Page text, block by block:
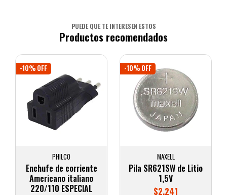
PUEDE QUE TE INTERESEN ESTOS
Productos recomendados
-10% OFF
PHILCO
Enchufe de corriente
Americano italiano
220/110 ESPECIAL
-10% OFF
MAXELL
Pila SR621SW de Litio
1,5V
$2.241